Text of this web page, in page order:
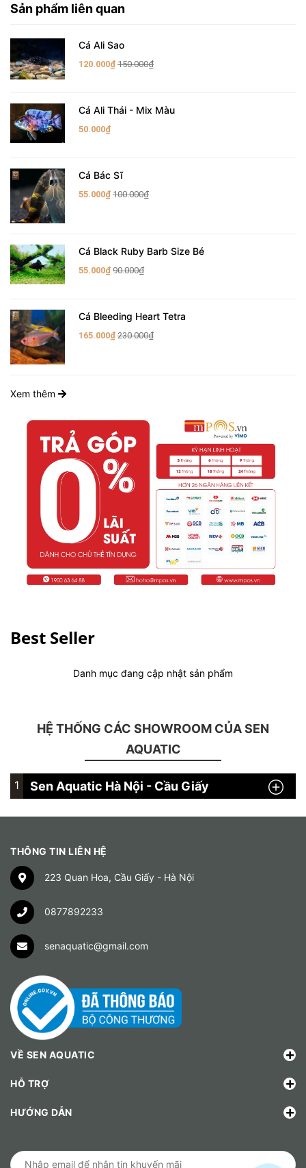
Sản phẩm liên quan
Cá Ali Sao
120.000₫ 150.000₫
Cá Ali Thái - Mix Màu
50.000₫
Cá Bác Sĩ
55.000₫ 100.000₫
Cá Black Ruby Barb Size Bé
55.000₫ 90.000₫
Cá Bleeding Heart Tetra
165.000₫ 230.000₫
Xem thêm
Best Seller
Danh mục đang cập nhật sản phẩm
HỆ THỐNG CÁC SHOWROOM CỦA SEN
AQUATIC
1 Sen Aquatic Hà Nội - Cầu Giấy
THÔNG TIN LIÊN HỆ
223 Quan Hoa, Cầu Giấy - Hà Nội
0877892233
senaquatic@gmail.com
VỀ SEN AQUATIC
HỖ TRỢ
HƯỚNG DẪN